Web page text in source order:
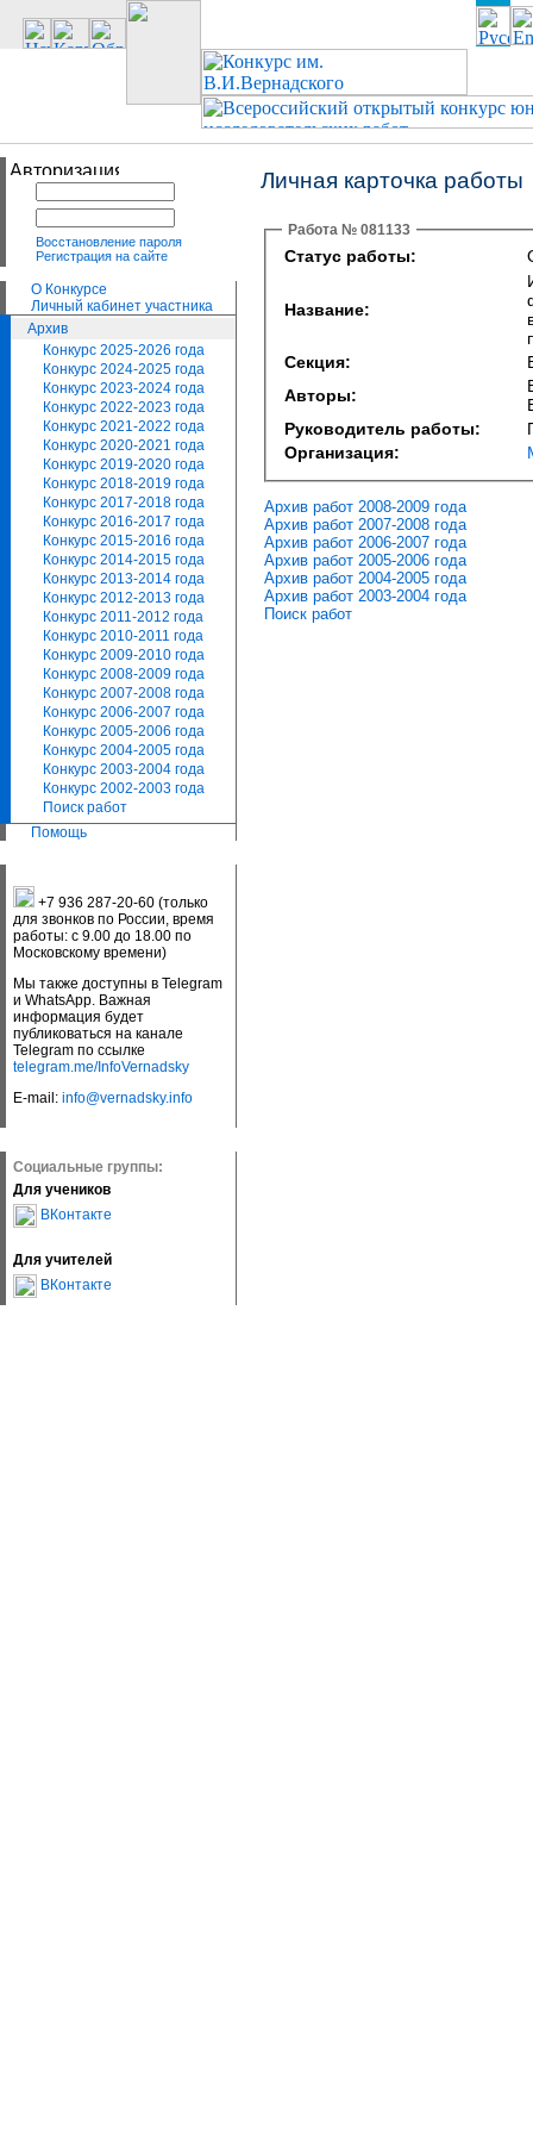
Восстановление пароля
Регистрация на сайте
О Конкурсе
Личный кабинет участника
Архив
Конкурс 2025-2026 года
Конкурс 2024-2025 года
Конкурс 2023-2024 года
Конкурс 2022-2023 года
Конкурс 2021-2022 года
Конкурс 2020-2021 года
Конкурс 2019-2020 года
Конкурс 2018-2019 года
Конкурс 2017-2018 года
Конкурс 2016-2017 года
Конкурс 2015-2016 года
Конкурс 2014-2015 года
Конкурс 2013-2014 года
Конкурс 2012-2013 года
Конкурс 2011-2012 года
Конкурс 2010-2011 года
Конкурс 2009-2010 года
Конкурс 2008-2009 года
Конкурс 2007-2008 года
Конкурс 2006-2007 года
Конкурс 2005-2006 года
Конкурс 2004-2005 года
Конкурс 2003-2004 года
Конкурс 2002-2003 года
Поиск работ
Помощь
+7 936 287-20-60 (только
для звонков по России, время
работы: с 9.00 до 18.00 по
Московскому времени)
Мы также доступны в Telegram
и WhatsApp. Важная
информация будет
публиковаться на канале
Telegram по ссылке
telegram.me/InfoVernadsky
E-mail: info@vernadsky.info
Социальные группы:
Для учеников
ВКонтакте
Для учителей
ВКонтакте
Личная карточка работы
Работа № 081133
Статус работы:
Название:
Секция:
Авторы:
Руководитель работы:
Организация:
Архив работ 2008-2009 года
Архив работ 2007-2008 года
Архив работ 2006-2007 года
Архив работ 2005-2006 года
Архив работ 2004-2005 года
Архив работ 2003-2004 года
Поиск работ